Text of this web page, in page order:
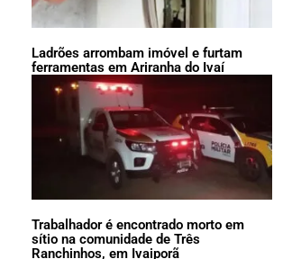
Ladrões arrombam imóvel e furtam
ferramentas em Ariranha do Ivaí
Trabalhador é encontrado morto em
sítio na comunidade de Três
Ranchinhos, em Ivaiporã